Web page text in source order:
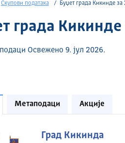
Скупови података Буџет града Кикинде
града
Освежено 9. јул 2026.
Метаподаци Акције
Град Кикинда